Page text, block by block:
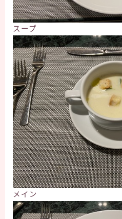
スープ
メイン